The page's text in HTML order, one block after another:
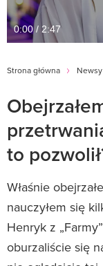
0:00 / 2:47
Strona główna Newsy
to
Właśnie
nauczyłem się
Henryk z
oburzaliście się